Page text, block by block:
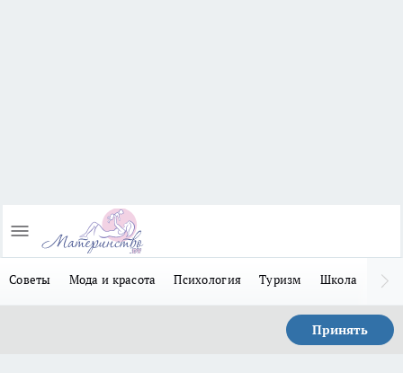
Советы Мода и красота Психология Туризм Школа
Принять